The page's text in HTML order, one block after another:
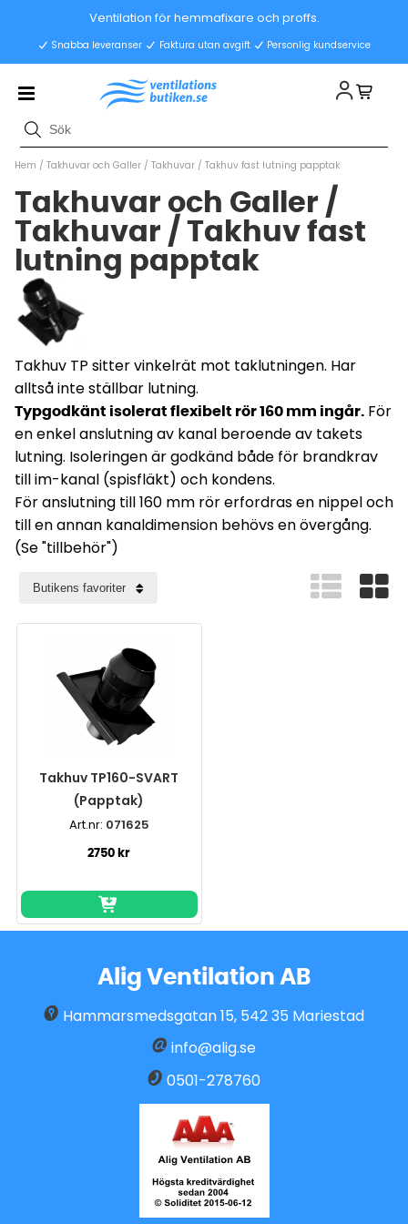
Ventilation för hemmafixare och proffs.
Snabba leveranser Faktura utan avgift Personlig kundservice
Hem / Takhuvar och Galler / Takhuvar / Takhuv fast lutning papptak
Takhuvar och Galler /
Takhuvar / Takhuv fast
lutning papptak
Takhuv TP sitter vinkelrät mot taklutningen. Har
alltså inte ställbar lutning.
Typgodkänt isolerat flexibelt rör 160 mm ingår. För
en enkel anslutning av kanal beroende av takets
lutning. Isoleringen är godkänd både för brandkrav
till im-kanal (spisfläkt) och kondens.
För anslutning till 160 mm rör erfordras en nippel och
till en annan kanaldimension behövs en övergång.
(Se "tillbehör")
Takhuv TP160-SVART
(Papptak)
Art.nr: 071625
2750 kr
Alig Ventilation AB
Hammarsmedsgatan 15, 542 35 Mariestad
info@alig.se
0501-278760